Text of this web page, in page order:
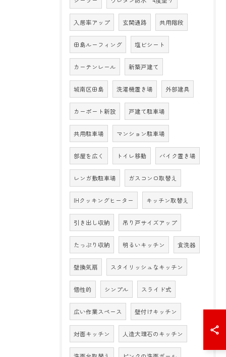
入居率アップ 玄関通路 共用階段
田島ルーフィング 塩ビシート
カーテンレール 新築戸建て
城南区田島 洗濯機置き場 外部建具
カーポート新設 戸建て駐車場
共用駐車場 マンション駐車場
部屋を広く トイレ移動 バイク置き場
レンガ敷駐車場 ガスコンロ取替え
IHクッキングヒーター キッチン取替え
引き出し収納 吊り戸サイズアップ
たっぷり収納 明るいキッチン 食洗器
壁換気扇 スタイリッシュなキッチン
個性的 シンプル スライド式
広い作業スペース 壁付けキッチン
対面キッチン 人造大理石のキッチン